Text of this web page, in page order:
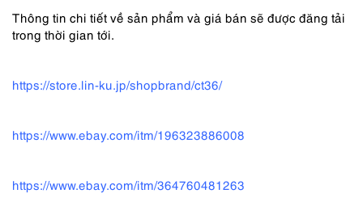
gốc
hiện
Thông tin chi tiết về sản phẩm và giá bán sẽ được đăng tải
trong thời gian tới.
https://store.lin-ku.jp/shopbrand/ct36/
https://www.ebay.com/itm/196323886008
https://www.ebay.com/itm/364760481263